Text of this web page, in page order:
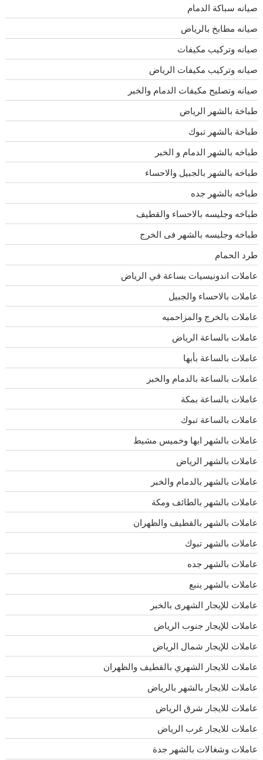
صيانه سباكة الدمام
صيانه مطابخ بالرياض
صيانه وتركيب مكيفات
صيانه وتركيب مكيفات الرياض
صيانه وتصليح مكيفات الدمام والخبر
طباخة بالشهر الرياض
طباخة بالشهر تبوك
طباخه بالشهر الدمام و الخبر
طباخه بالشهر بالجبيل والاحساء
طباخه بالشهر جده
طباخه وجليسه بالاحساء والقطيف
طباخه وجليسه بالشهر فى الخرج
طرد الحمام
عاملات اندونيسيات بساعة في الرياض
عاملات بالاحساء والجبيل
عاملات بالخرج والمزاحميه
عاملات بالساعة الرياض
عاملات بالساعة بأبها
عاملات بالساعة بالدمام والخبر
عاملات بالساعة بمكة
عاملات بالساعة تبوك
عاملات بالشهر ابها وخميس مشيط
عاملات بالشهر الرياض
عاملات بالشهر بالدمام والخبر
عاملات بالشهر بالطائف ومكة
عاملات بالشهر بالقطيف والظهران
عاملات بالشهر تبوك
عاملات بالشهر جده
عاملات بالشهر ينبع
عاملات للإيجار الشهرى بالخبر
عاملات للإيجار جنوب الرياض
عاملات للإيجار شمال الرياض
عاملات للايجار الشهري بالقطيف والظهران
عاملات للايجار بالشهر بالرياض
عاملات للايجار شرق الرياض
عاملات للايجار غرب الرياض
عاملات وشغالات بالشهر جدة